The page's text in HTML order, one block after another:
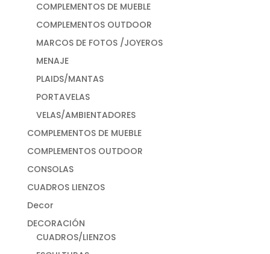
COMPLEMENTOS DE MUEBLE
COMPLEMENTOS OUTDOOR
MARCOS DE FOTOS /JOYEROS
MENAJE
PLAIDS/MANTAS
PORTAVELAS
VELAS/AMBIENTADORES
COMPLEMENTOS DE MUEBLE
COMPLEMENTOS OUTDOOR
CONSOLAS
CUADROS LIENZOS
Decor
DECORACIÓN
CUADROS/LIENZOS